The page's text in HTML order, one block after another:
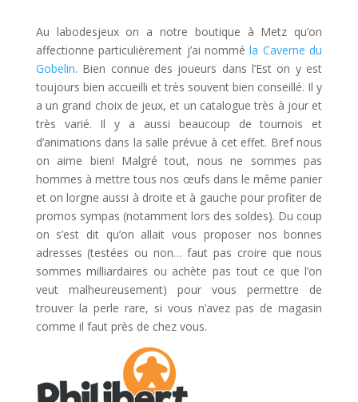
Au labodesjeux on a notre boutique à Metz qu’on
affectionne particulièrement j’ai nomméla Caverne du
Gobelin. Bien connue des joueurs dans l’Est on y est
toujours bien accueilli et très souvent bien conseillé. Il y
a un grand choix de jeux, et un catalogue très à jour et
très varié. Il y a aussi beaucoup de tournois et
d’animations dans la salle prévue à cet effet. Bref nous
on aime bien! Malgré tout, nous ne sommes pas
hommes à mettre tous nos œufs dans le même panier
et on lorgne aussi à droite et à gauche pour profiter de
promos sympas (notamment lors des soldes). Du coup
on s’est dit qu’on allait vous proposer nos bonnes
adresses (testées ou non… faut pas croire que nous
sommes milliardaires ou achète pas tout ce que l’on
veut malheureusement) pour vous permettre de
trouver la perle rare, si vous n’avez pas de magasin
comme il faut près de chez vous.